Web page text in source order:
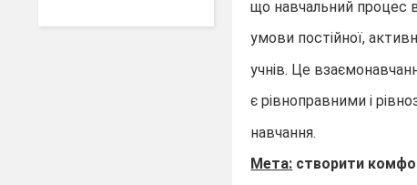
що навчальний процес
умови постійної,
учнів. Це
є рівноправними і
навчання.
Мета: створити